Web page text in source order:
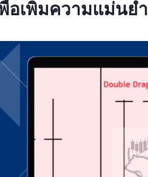
พื่อเพิ่มความแม่นยำ